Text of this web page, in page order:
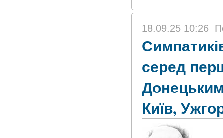
18.09.25 10:26
серед
Київ,